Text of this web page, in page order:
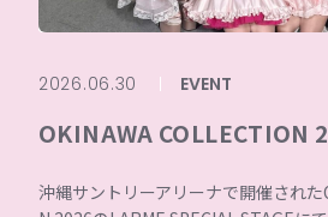
2026.06.30 EVENT
OKINAWA COLLECTION
沖縄サントリーアリーナで開催された